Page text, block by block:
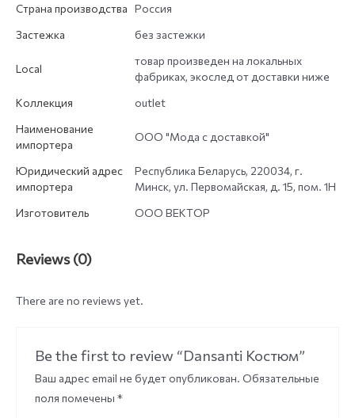
Страна производства Россия
Застежка
без застежки
Local
товар произведен на локальных
фабриках, экослед от доставки ниже
Коллекция
outlet
Наименование
импортера
ООО "Мода с доставкой"
Юридический адрес
импортера
Республика Беларусь, 220034, г.
Минск, ул. Первомайская, д. 15, пом. 1Н
Изготовитель
ООО ВЕКТОР
Reviews (0)
There are no reviews yet.
Be the first to review “Dansanti Костюм”
Ваш адрес email не будет опубликован. Обязательные
поля помечены *